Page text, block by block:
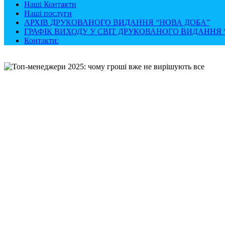
Наші Контакти
Наші послуги
АРХІВ ДРУКОВАНОГО ВИДАННЯ “НОВА ДОБА”
ГРАФІК ВИХОДУ У СВІТ ДРУКОВАНОГО ВИДАННЯ
Контакти: